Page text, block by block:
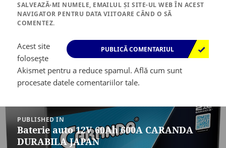
SALVEAZĂ-MI NUMELE, EMAILUL ȘI SITE-UL WEB ÎN ACEST
NAVIGATOR PENTRU DATA VIITOARE CÂND O SĂ
COMENTEZ.
Acest site
folosește
Akismet pentru a reduce spamul.Află cum sunt
procesate datele comentariilor tale.
Navigare
articole
PUBLISHED IN
Baterie auto 12V 60Ah 600A CARANDA
DURABILA JAPAN